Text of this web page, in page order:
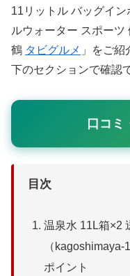
11リットル バッグイ
ルウォーター スポー
鶴 タビグルメ 」をご
下のセクションで確認
口コミ
目次
温泉水 11L箱×2
（
ポイント